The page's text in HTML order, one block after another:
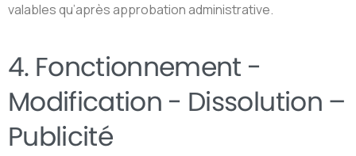
valables qu’après approbation administrative.
4. Fonctionnement -
Modification - Dissolution –
Publicité